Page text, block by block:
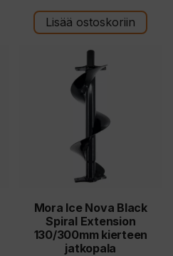
Lisää ostoskoriin
Mora Ice Nova Black
Spiral Extension
130/300mm kierteen
jatkopala